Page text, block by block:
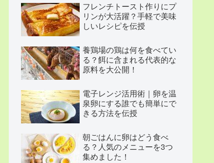
フレンチトースト作りにプ
リンが大活躍？手軽で美味
しいレシピを伝授
養鶏場の鶏は何を食べてい
る？餌に含まれる代表的な
原料を大公開！
電子レンジ活用術｜卵を温
泉卵にする誰でも簡単にで
きる方法を伝授
朝ごはんに卵はどう食べ
る？人気のメニューを3つ
集めました！